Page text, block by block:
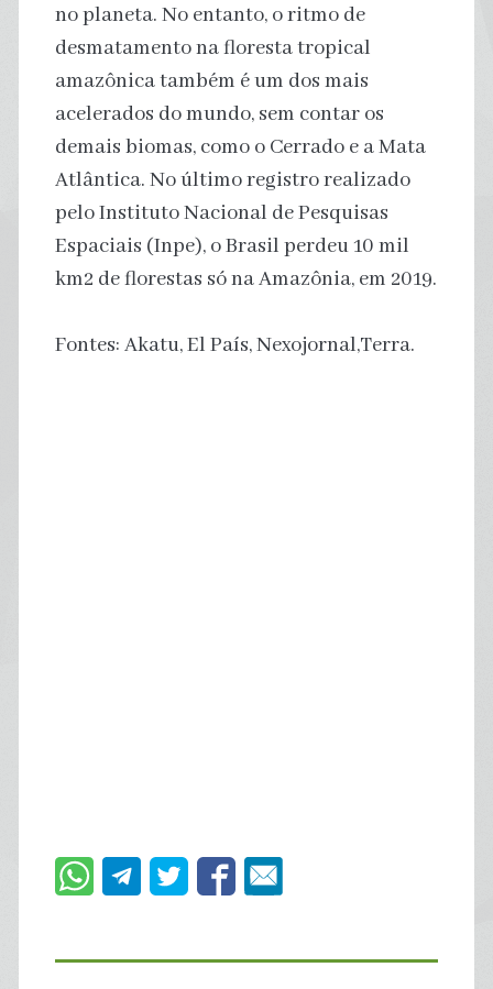
no planeta. No entanto, o ritmo de
desmatamento na floresta tropical
amazônica também é um dos mais
acelerados do mundo, sem contar os
demais biomas, como o Cerrado e a Mata
Atlântica. No último registro realizado
pelo Instituto Nacional de Pesquisas
Espaciais (Inpe), o Brasil perdeu 10 mil
km2 de florestas só na Amazônia, em 2019.
Fontes: Akatu, El País, Nexojornal,Terra.